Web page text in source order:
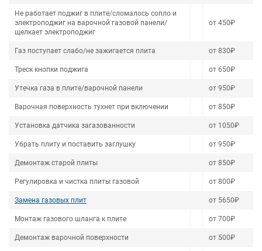
Не работает поджиг в плите/сломалось сопло и
электроподжиг на варочной газовой панели/
щелкает электроподжиг
от 450₽
Газ поступает слабо/не зажигается плита от 830₽
Треск кнопки поджига от 650₽
Утечка газа в плите/варочной панели от 950₽
Варочная поверхность тухнет при включении от 850₽
Установка датчика загазованности от 1050₽
Убрать плиту и поставить заглушку от 950₽
Демонтаж старой плиты от 850₽
Регулировка и чистка плиты газовой от 800₽
Замена газовых плит от 5650₽
Монтаж газового шланга к плите от 700₽
Демонтаж варочной поверхности от 500₽